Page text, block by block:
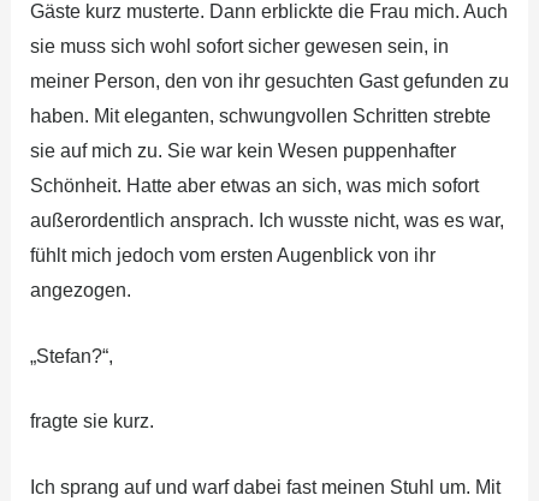
Gäste kurz musterte. Dann erblickte die Frau mich. Auch
sie muss sich wohl sofort sicher gewesen sein, in
meiner Person, den von ihr gesuchten Gast gefunden zu
haben. Mit eleganten, schwungvollen Schritten strebte
sie auf mich zu. Sie war kein Wesen puppenhafter
Schönheit. Hatte aber etwas an sich, was mich sofort
außerordentlich ansprach. Ich wusste nicht, was es war,
fühlt mich jedoch vom ersten Augenblick von ihr
angezogen.
„Stefan?“,
fragte sie kurz.
Ich sprang auf und warf dabei fast meinen Stuhl um. Mit